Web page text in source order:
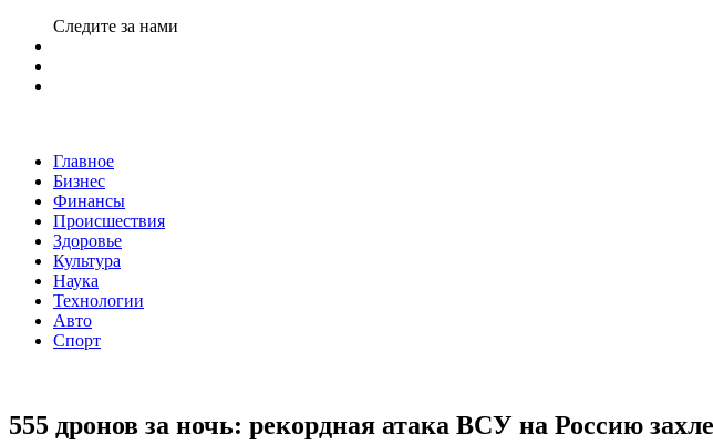
Следите за нами
Главное
Бизнес
Финансы
Происшествия
Здоровье
Культура
Наука
Технологии
Авто
Спорт
555 дронов за ночь: рекордная атака ВСУ на Россию